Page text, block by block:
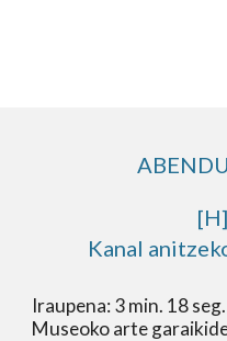
Kanal
Iraupena: 3 min. 18 seg.
Museoko arte